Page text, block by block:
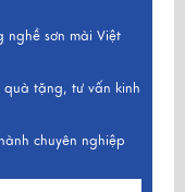
nghề sơn mài Việt
quà tặng, tư vấn kinh
chuyên nghiệp